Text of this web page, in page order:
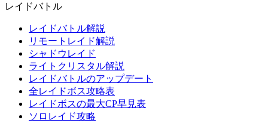
レイドバトル
レイドバトル解説
リモートレイド解説
シャドウレイド
ライトクリスタル解説
レイドバトルのアップデート
全レイドボス攻略表
レイドボスの最大CP早見表
ソロレイド攻略